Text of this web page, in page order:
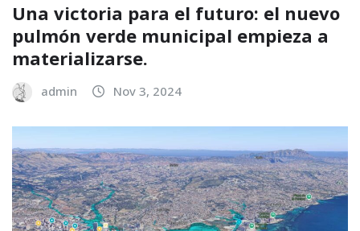
Una victoria para el futuro: el nuevo
pulmón verde municipal empieza a
materializarse.
admin Nov 3, 2024